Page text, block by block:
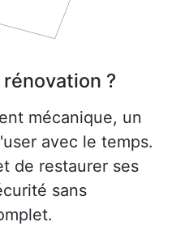
?
mécanique, un
avec le temps.
de restaurer ses
sans